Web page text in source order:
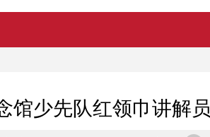
馆少先队红领巾讲解员